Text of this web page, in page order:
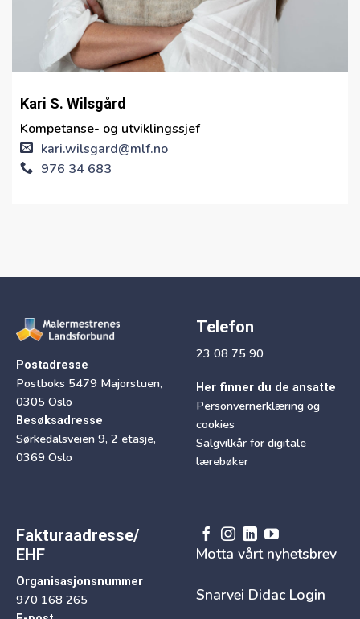
Kari S. Wilsgård
Kompetanse- og utviklingssjef
kari.wilsgard@mlf.no
976 34 683
Postadresse
Postboks 5479 Majorstuen,
0305 Oslo
Besøksadresse
Sørkedalsveien 9, 2 etasje,
0369 Oslo
Telefon
23 08 75 90
Her finner du de ansatte
Personvernerklæring og
cookies
Salgvilkår for digitale
lærebøker
Fakturaadresse/
EHF
Organisasjonsnummer
970 168 265
Motta vårt nyhetsbrev
Snarvei Didac Login